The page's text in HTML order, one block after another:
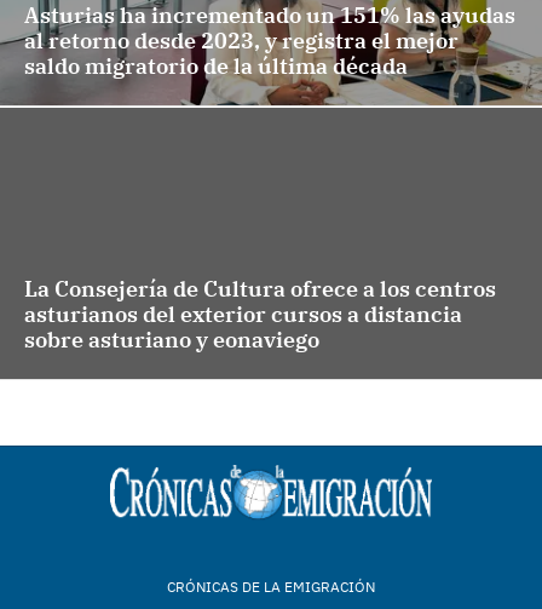
Asturias ha incrementado un 151% las ayudas
al retorno desde 2023, y registra el mejor
saldo migratorio de la última década
La Consejería de Cultura ofrece a los centros
asturianos del exterior cursos a distancia
sobre asturiano y eonaviego
CRÓNICAS DE LA EMIGRACIÓN